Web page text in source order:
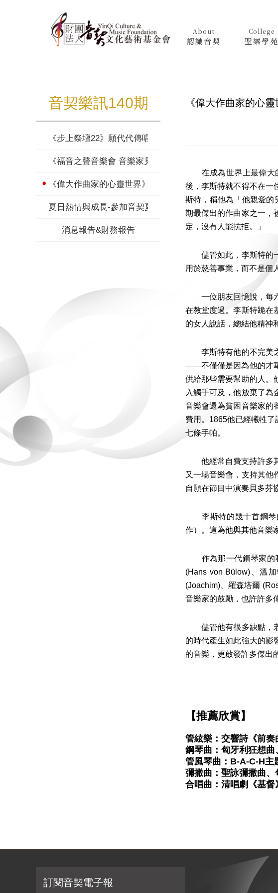
About
認識音契
College
聖樂學苑
音契樂訊140期
《步上祭壇22》願代代傳唱——讀《殘年憶史》有感
《福音之聲音樂會 音樂家見證》乘風翱翔（下）
《偉大作曲家的心靈世界》李斯特（下）
夏日熱情與成長-參加音契夏令營的收穫
消息報告&財務報告
《偉大作曲家的心靈
在成為世界上最偉大的
後，李斯特就不得不在一
斯特，稱他為「他親愛的
期最傑出的作曲家之一，
定，沒有人能抗拒。」
儘管如此，李斯特的一
用於慈善事業，而不是個
一位朋友回憶說，每六
在教堂度過。李斯特跪在
的女人說話，總結他精神
李斯特有他的不完美之
——不僅僅是因為他的才
供給那些需要幫助的人。
入觸手可及，他放棄了為
音樂會還為貧困音樂家的
費用。1865他已經犧牲
七條手帕。
他經常自費支持許多其
又一場音樂會，支持其他
自願在節目中演奏貝多芬
李斯特的幾十首鋼琴曲
作）。這為他與其他音樂
作為那一代鋼琴家的私
(Hans von Bülow)、溫
(Joachim)、羅森塔爾
音樂家的鼓勵，也許許多
儘管他有很多缺點，若
的時代產生如此強大的影
的音樂，更啟發許多傑出
【推薦欣賞】
管絃樂：交響詩《前
鋼琴曲：匈牙利狂想
管風琴曲：B-A-C-H主
彌撒曲：聖詠彌撒曲
合唱曲：清唱劇《基
訂閱音契電子報